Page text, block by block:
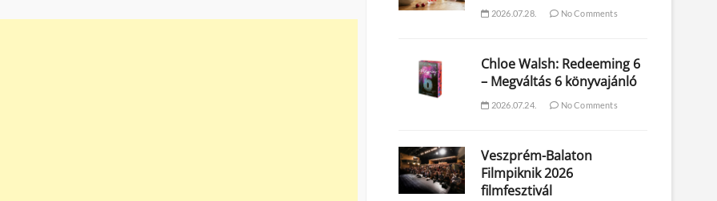
2026.07.28. No Comments
Chloe Walsh: Redeeming 6
– Megváltás 6 könyvajánló
2026.07.24. No Comments
Veszprém-Balaton
Filmpiknik 2026
filmfesztivál